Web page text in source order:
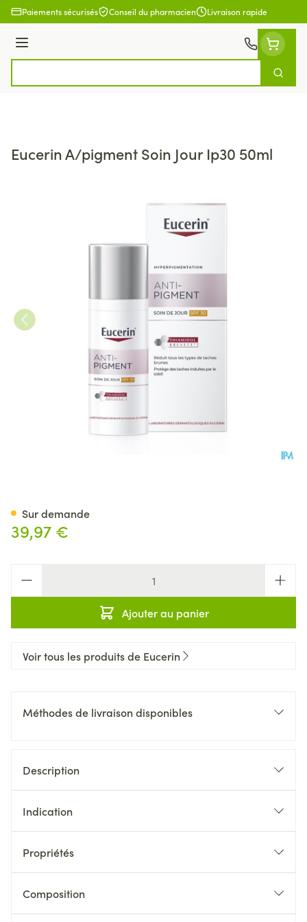
Aller au contenu
Paiements sécurisés Conseil du pharmacien Livraison rapide
Menu
Eucerin A/pigment Soin Jour Ip30 50ml
39,97 €
Ajouter au panier
Sur demande
Voir tous les produits de Eucerin
Méthodes de livraison disponibles
Description
Indication
Propriétés
Composition